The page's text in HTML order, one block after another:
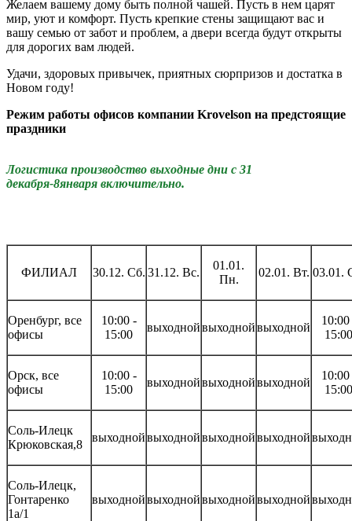
Желаем вашему дому быть полной чашей. Пусть в нем царят
мир, уют и комфорт. Пусть крепкие стены защищают вас и
вашу семью от забот и проблем, а двери всегда будут открыты
для дорогих вам людей.
Удачи, здоровых привычек, приятных сюрпризов и достатка в
Новом году!
Режим работы офисов компании Krovelson на предстоящие
праздники
Логистика производство выходные дни с 31
декабря-8января включительно.
ФИЛИАЛ 30.12. Сб. 31.12. Вс.
01.01.
Пн.
02.01. Вт. 03.01.
Оренбург, все
офисы
10:00 -
15:00
выходнойвыходнойвыходной
10:00
15:00
Орск, все
офисы
10:00 -
15:00
выходнойвыходнойвыходной
10:00
15:00
Соль-Илецк
Крюковская,8
выходнойвыходнойвыходнойвыходной
Соль-Илецк,
Гонтаренко
1а/1
выходнойвыходнойвыходнойвыходной